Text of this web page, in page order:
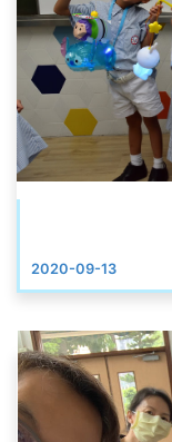
2020-09-13